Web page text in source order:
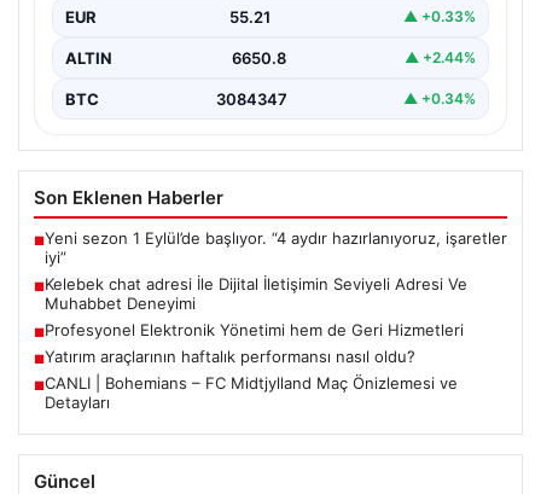
EUR 55.21 ▲ +0.33%
ALTIN 6650.8 ▲ +2.44%
BTC 3084347 ▲ +0.34%
Son Eklenen Haberler
■Yeni sezon 1 Eylül’de başlıyor. “4 aydır hazırlanıyoruz, işaretler
iyi”
■Kelebek chat adresi İle Dijital İletişimin Seviyeli Adresi Ve
Muhabbet Deneyimi
■Profesyonel Elektronik Yönetimi hem de Geri Hizmetleri
■Yatırım araçlarının haftalık performansı nasıl oldu?
■CANLI | Bohemians – FC Midtjylland Maç Önizlemesi ve
Detayları
Güncel